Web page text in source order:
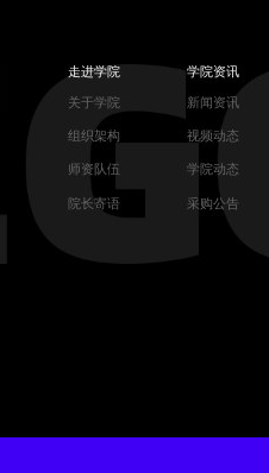
走进学院
关于学院
组织架构
师资队伍
院长寄语
学院资讯
新闻资讯
视频动态
学院动态
采购公告